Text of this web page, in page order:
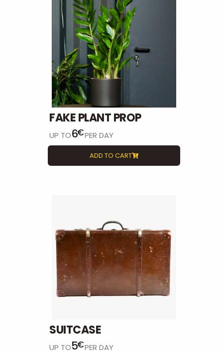
FAKE PLANT PROP
UP TO6€PER DAY
ADD TO CART
SUITCASE
UP TO5€PER DAY